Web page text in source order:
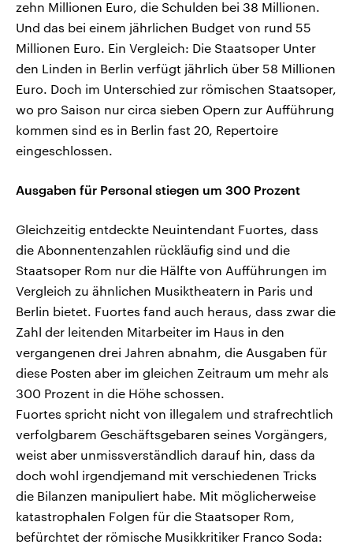
zehn Millionen Euro, die Schulden bei 38 Millionen.
Und das bei einem jährlichen Budget von rund 55
Millionen Euro. Ein Vergleich: Die Staatsoper Unter
den Linden in Berlin verfügt jährlich über 58 Millionen
Euro. Doch im Unterschied zur römischen Staatsoper,
wo pro Saison nur circa sieben Opern zur Aufführung
kommen sind es in Berlin fast 20, Repertoire
eingeschlossen.
Ausgaben für Personal stiegen um 300 Prozent
Gleichzeitig entdeckte Neuintendant Fuortes, dass
die Abonnentenzahlen rückläufig sind und die
Staatsoper Rom nur die Hälfte von Aufführungen im
Vergleich zu ähnlichen Musiktheatern in Paris und
Berlin bietet. Fuortes fand auch heraus, dass zwar die
Zahl der leitenden Mitarbeiter im Haus in den
vergangenen drei Jahren abnahm, die Ausgaben für
diese Posten aber im gleichen Zeitraum um mehr als
300 Prozent in die Höhe schossen.
Fuortes spricht nicht von illegalem und strafrechtlich
verfolgbarem Geschäftsgebaren seines Vorgängers,
weist aber unmissverständlich darauf hin, dass da
doch wohl irgendjemand mit verschiedenen Tricks
die Bilanzen manipuliert habe. Mit möglicherweise
katastrophalen Folgen für die Staatsoper Rom,
befürchtet der römische Musikkritiker Franco Soda: